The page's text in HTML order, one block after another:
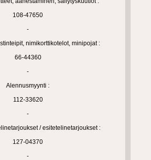
108-47650
-
nimikorttikotelot, minipojat :
66-44360
-
Alennusmyynti :
112-33620
-
/ esitetelinetarjoukset :
127-04370
-